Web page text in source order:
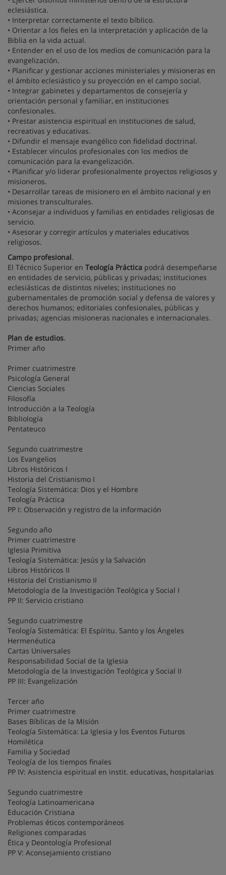
eclesiástica.
• Interpretar correctamente el texto bíblico.
• Orientar a los fieles en la interpretación y aplicación de la
Biblia en la vida actual.
• Entender en el uso de los medios de comunicación para la
evangelización.
• Planificar y gestionar acciones ministeriales y misioneras en
el ámbito eclesiástico y su proyección en el campo social.
• Integrar gabinetes y departamentos de consejería y
orientación personal y familiar, en instituciones
confesionales.
• Prestar asistencia espiritual en instituciones de salud,
recreativas y educativas.
• Difundir el mensaje evangélico con fidelidad doctrinal.
• Establecer vínculos profesionales con los medios de
comunicación para la evangelización.
• Planificar y/o liderar profesionalmente proyectos religiosos y
misioneros.
• Desarrollar tareas de misionero en el ámbito nacional y en
misiones transculturales.
• Aconsejar a individuos y familias en entidades religiosas de
servicio.
• Asesorar y corregir artículos y materiales educativos
religiosos.
Campo profesional.
El Técnico Superior en Teología Práctica podrá desempeñarse
en entidades de servicio, públicas y privadas; instituciones
eclesiásticas de distintos niveles; instituciones no
gubernamentales de promoción social y defensa de valores y
derechos humanos; editoriales confesionales, públicas y
privadas; agencias misioneras nacionales e internacionales.
Plan de estudios.
Primer año
Primer cuatrimestre
Psicología General
Ciencias Sociales
Filosofía
Introducción a la Teología
Bibliología
Pentateuco
Segundo cuatrimestre
Los Evangelios
Libros Históricos I
Historia del Cristianismo I
Teología Sistemática: Dios y el Hombre
Teología Práctica
PP I: Observación y registro de la información
Segundo año
Primer cuatrimestre
Iglesia Primitiva
Teología Sistemática: Jesús y la Salvación
Libros Históricos II
Historia del Cristianismo II
Metodología de la Investigación Teológica y Social I
PP II: Servicio cristiano
Segundo cuatrimestre
Teología Sistemática: El Espíritu. Santo y los Ángeles
Hermenéutica
Cartas Universales
Responsabilidad Social de la Iglesia
Metodología de la Investigación Teológica y Social II
PP III: Evangelización
Tercer año
Primer cuatrimestre
Bases Bíblicas de la Misión
Teología Sistemática: La Iglesia y los Eventos Futuros
Homilética
Familia y Sociedad
Teología de los tiempos finales
PP IV: Asistencia espiritual en instit. educativas, hospitalarias
Segundo cuatrimestre
Teología Latinoamericana
Educación Cristiana
Problemas éticos contemporáneos
Religiones comparadas
Ética y Deontología Profesional
PP V: Aconsejamiento cristiano